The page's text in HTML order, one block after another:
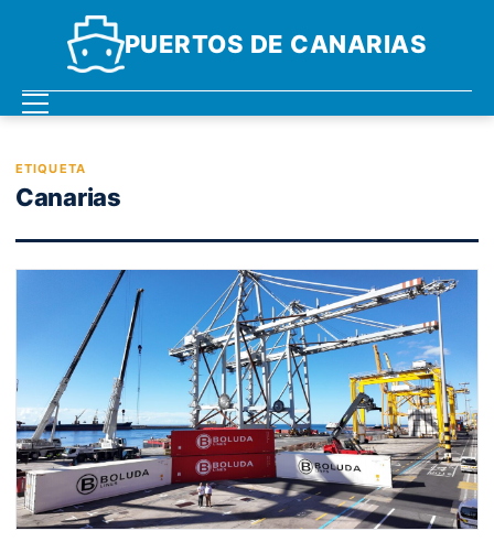
PUERTOS DE CANARIAS
ETIQUETA
Canarias